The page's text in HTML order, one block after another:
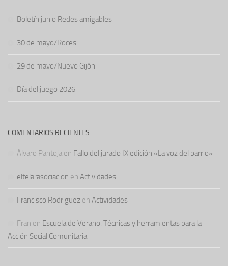
Boletín junio Redes amigables
30 de mayo/Roces
29 de mayo/Nuevo Gijón
Día del juego 2026
COMENTARIOS RECIENTES
Álvaro Pantoja en Fallo del jurado IX edición «La voz del barrio»
eltelarasociacion en Actividades
Francisco Rodriguez en Actividades
Fran en Escuela de Verano: Técnicas y herramientas para la
Acción Social Comunitaria